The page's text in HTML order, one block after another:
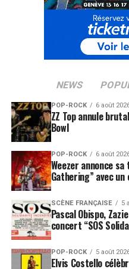
NEWS
POP-ROCK 6 août
ZZ Top annule
Bowl
POP-ROCK 6 août
Weezer annonce
Gathering” avec
SCÈNE FRANÇAISE 5
Pascal Obispo,
concert “SOS
POP-ROCK 5 août
Elvis Costello